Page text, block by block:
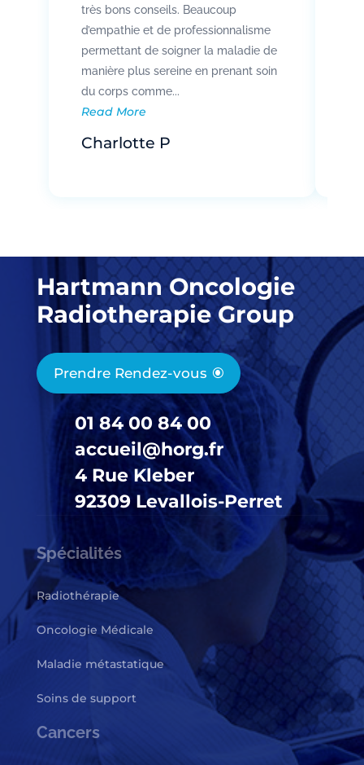
très bons conseils. Beaucoup
d’empathie et de professionnalisme
permettant de soigner la maladie de
manière plus sereine en prenant soin
du corps comme...
Read More
Charlotte P
Hartmann Oncologie
Radiotherapie Group
Prendre Rendez-vous
01 84 00 84 00
accueil@horg.fr
4 Rue Kleber
92309 Levallois-Perret
Spécialités
Radiothérapie
Oncologie Médicale
Maladie métastatique
Soins de support
Cancers